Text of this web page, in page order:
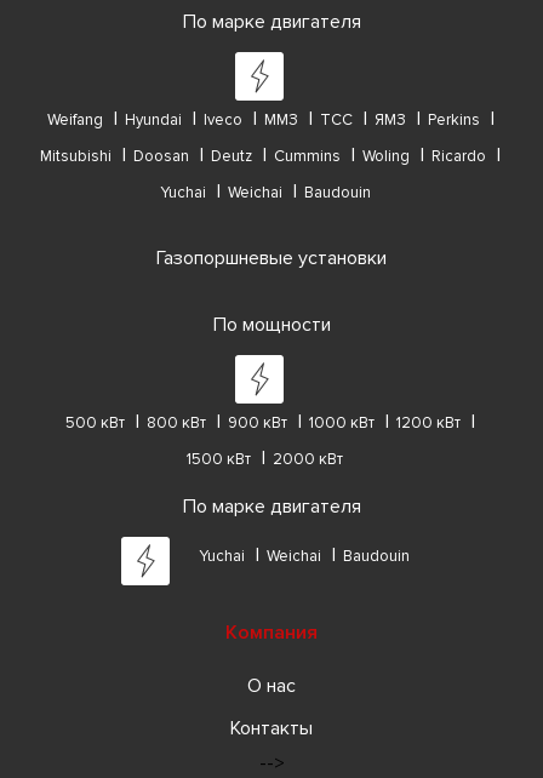
По марке двигателя
Weifang Hyundai Iveco ММЗ ТСС ЯМЗ
Perkins
Mitsubishi
Doosan Deutz Cummins Woling
Ricardo
Yuchai
Weichai Baudouin
Газопоршневые установки
По мощности
500 кВт 800 кВт 900 кВт 1000 кВт
1200 кВт
1500 кВт
2000 кВт
По марке двигателя
Yuchai Weichai Baudouin
Компания
О нас
Контакты
-->